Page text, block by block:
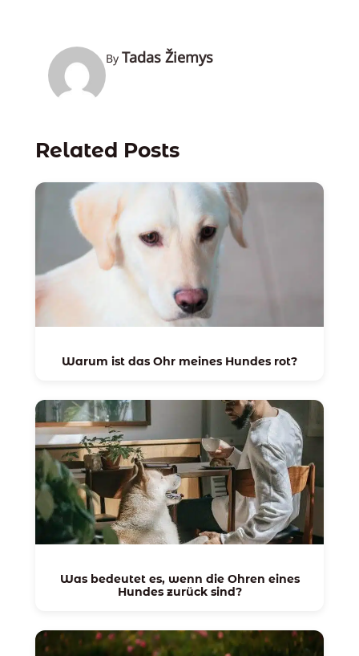
By Tadas Žiemys
Related Posts
Warum ist das Ohr meines Hundes rot?
Was bedeutet es, wenn die Ohren eines
Hundes zurück sind?